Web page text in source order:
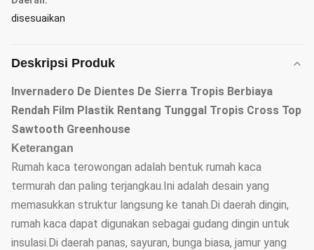
disesuaikan
Deskripsi Produk
Invernadero De Dientes De Sierra Tropis Berbiaya
Rendah Film Plastik Rentang Tunggal Tropis Cross Top
Sawtooth Greenhouse
Keterangan
Rumah kaca terowongan adalah bentuk rumah kaca
termurah dan paling terjangkau.Ini adalah desain yang
memasukkan struktur langsung ke tanah.Di daerah dingin,
rumah kaca dapat digunakan sebagai gudang dingin untuk
insulasi.Di daerah panas, sayuran, bunga biasa, jamur yang